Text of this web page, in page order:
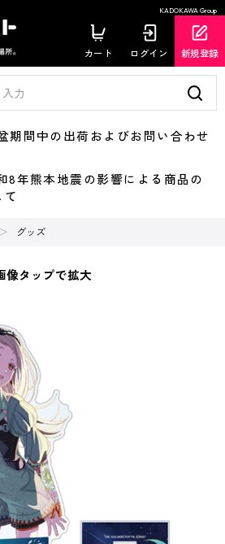
KADOKAWA Group
カート ログイン 新規登録
間中の出荷およびお問い合わせ
熊本地震の影響による商品の
グッズ
像タップで拡大